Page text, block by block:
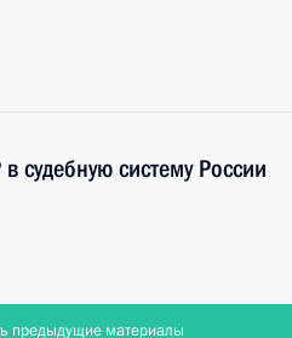
судебную систему России
предыдущие материалы